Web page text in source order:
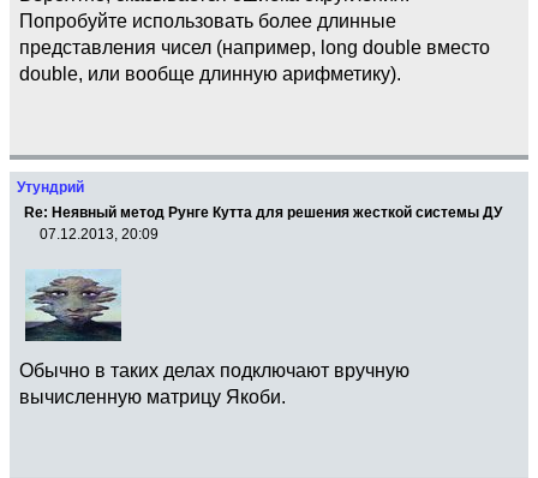
Попробуйте использовать более длинные
представления чисел (например, long double вместо
double, или вообще длинную арифметику).
Утундрий
Re: Неявный метод Рунге Кутта для решения жесткой системы ДУ
07.12.2013, 20:09
Обычно в таких делах подключают вручную
вычисленную матрицу Якоби.